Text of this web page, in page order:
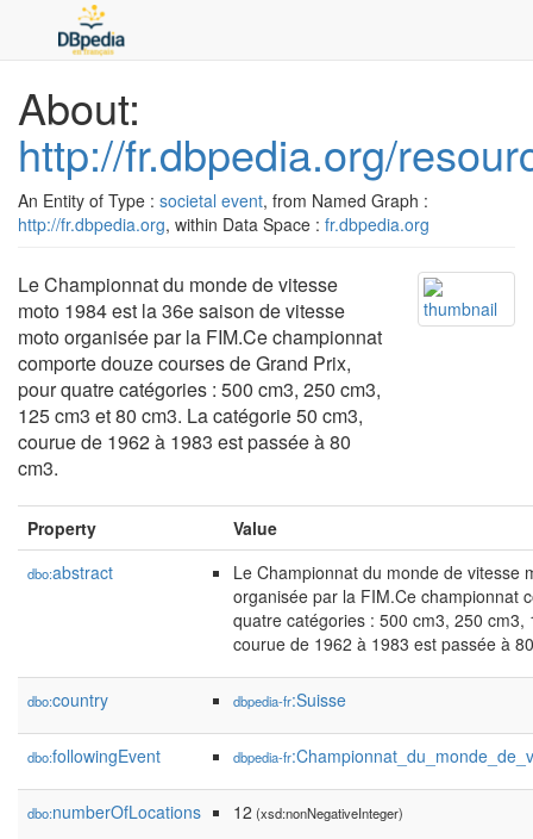
About:
http://fr.dbpedia.org/
An Entity of Type : societal event, from Named Graph :
http://fr.dbpedia.org, within Data Space : fr.dbpedia.org
Le Championnat du monde de vitesse
moto 1984 est la 36e saison de vitesse
moto organisée par la FIM.Ce championnat
comporte douze courses de Grand Prix,
pour quatre catégories : 500 cm3, 250 cm3,
125 cm3 et 80 cm3. La catégorie 50 cm3,
courue de 1962 à 1983 est passée à 80
cm3.
Property Value
dbo:abstract
Le Championnat du monde de vitesse
organisée par la FIM.Ce championnat
quatre catégories : 500 cm3, 250
courue de 1962 à 1983 est passée à
dbo:country dbpedia-fr:Suisse
dbo:followingEvent dbpedia-fr
dbo:numberOfLocations 12 (xsd:nonNegativeInteger)